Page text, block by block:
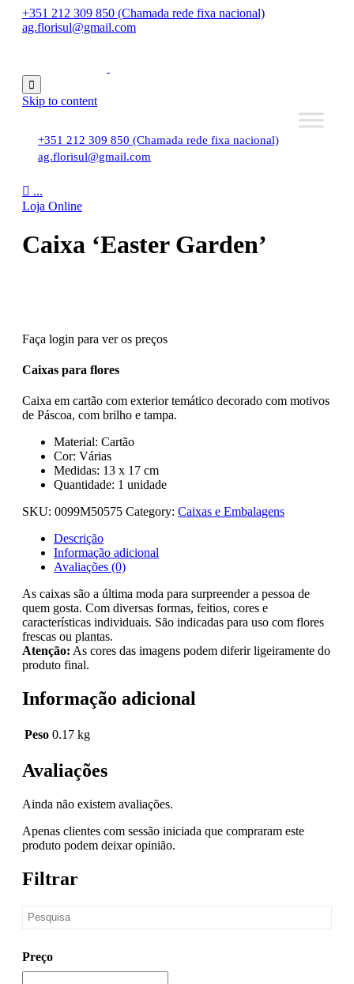
+351 212 309 850 (Chamada rede fixa nacional)
ag.florisul@gmail.com

Skip to content
+351 212 309 850 (Chamada rede fixa nacional)
ag.florisul@gmail.com
 ...
Loja Online
Caixa ‘Easter Garden’
Faça login para ver os preços
Caixas para flores
Caixa em cartão com exterior temático decorado com motivos
de Páscoa, com brilho e tampa.
Material: Cartão
Cor: Várias
Medidas: 13 x 17 cm
Quantidade: 1 unidade
SKU: 0099M50575 Category: Caixas e Embalagens
Descrição
Informação adicional
Avaliações (0)
As caixas são a última moda para surpreender a pessoa de
quem gosta. Com diversas formas, feitios, cores e
características individuais. São indicadas para uso com flores
frescas ou plantas.
Atenção: As cores das imagens podem diferir ligeiramente do
produto final.
Informação adicional
Peso 0.17 kg
Avaliações
Ainda não existem avaliações.
Apenas clientes com sessão iniciada que compraram este
produto podem deixar opinião.
Filtrar
Preço